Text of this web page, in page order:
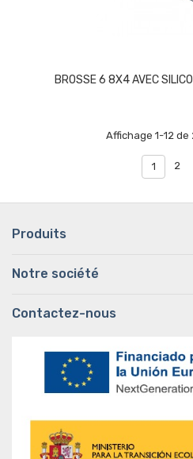
BROSSE 6 8X4 AVEC
Affichage 1-12 de
1 2
Produits
Notre société
Contactez-nous